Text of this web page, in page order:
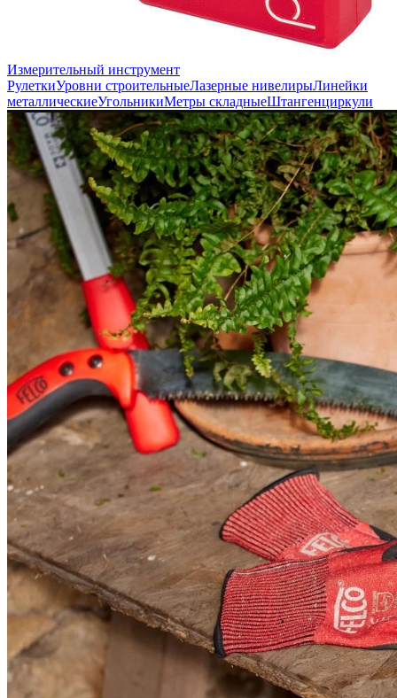
Измерительный инструмент
РулеткиУровни строительныеЛазерные нивелирыЛинейки
металлическиеУгольникиМетры складныеШтангенциркули